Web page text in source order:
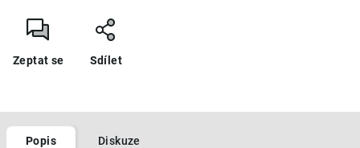
Zeptat se Sdílet
Popis Diskuze